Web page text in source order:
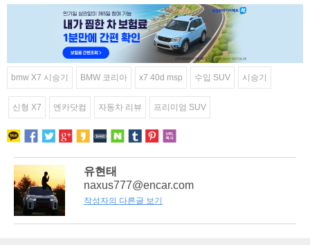
bmw X7 시승기 BMW 코리아 x7 40d msp 수입 SUV 시승기
신형 X7 엔카닷컴 자동차 리뷰 프리미엄 SUV
유현태
naxus777@encar.com
작성자의 다른글 보기